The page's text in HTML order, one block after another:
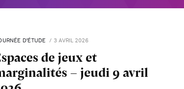
D’ÉTUDE 3 AVRIL 2026
de jeux et
- jeudi 9 avril